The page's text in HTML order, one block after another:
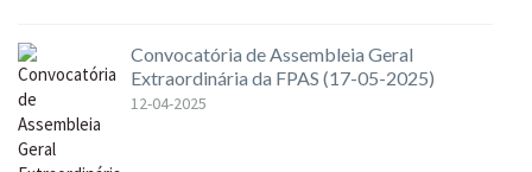
Convocatória de Assembleia Geral
Extraordinária da FPAS (17-05-2025)
12-04-2025